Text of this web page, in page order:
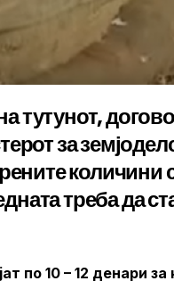
тутунот,
за
количини
треба да
по 10 – 12 денари